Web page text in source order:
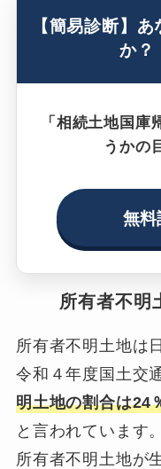
【簡易診断】
か？
「相続土地国
うかの
無
所有者不明
所有者不明土地は
令和４年度国土交
明土地の割合は24
と言われています。
所有者不明土地が